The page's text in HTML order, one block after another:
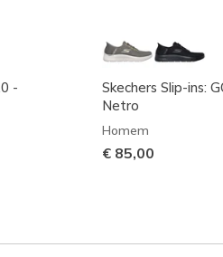
-
Skechers Slip-ins:
Netro
Homem
€ 85,00